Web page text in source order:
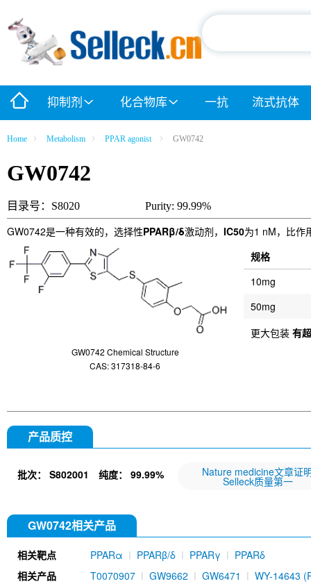
抑制剂 化合物库 一抗 流式抗体
Home Metabolism PPAR agonist GW0742
GW0742
目录号：S8020 Purity: 99.99%
GW0742是一种有效的，选择性PPARβ/δ激动剂， IC50为1 nM，比作
GW0742 Chemical Structure
CAS: 317318-84-6
规格
10mg
50mg
更大包装 有
产品质控
批次： S802001 纯度： 99.99% Nature medicine文章证
Selleck质量第一
GW0742相关产品
相关靶点 PPARα PPARβ/δ PPARγ
PPARδ
相关产品
T0070907 GW9662 GW6471
WY-14643